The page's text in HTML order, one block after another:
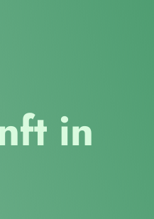
in